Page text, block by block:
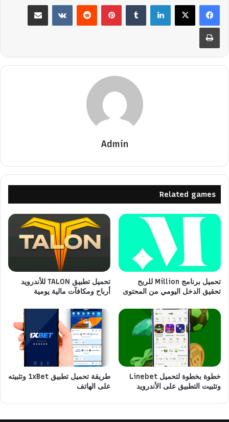
لينكدإن بينتيريست مشاركة عبر البريد
طباعة
Admin
Related games
تحميل برنامج Million للربح
تحقيق الدخل اليومي من المحتوى
تحميل تطبيق TALON للأندرويد
أرباح ومكافآت مالية يومية
خطوة بخطوة لتحميل Linebet
وتثبيت التطبيق على الأندرويد
طريقة تحميل تطبيق 1xBet وتثبيته
على الهاتف